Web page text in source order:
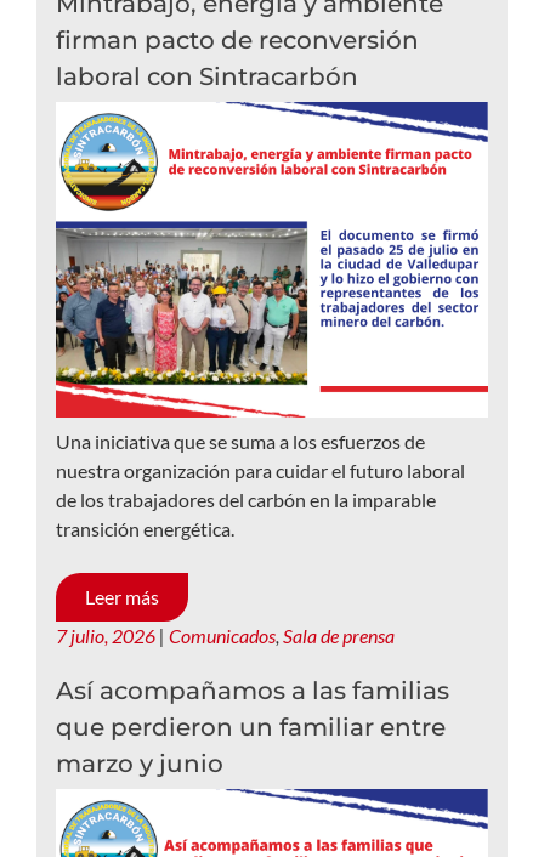
firman pacto de reconversión
laboral con Sintracarbón
Una iniciativa que se suma a los esfuerzos de
nuestra organización para cuidar el futuro laboral
de los trabajadores del carbón en la imparable
transición energética.
Leer más
7 julio, 2026 | Comunicados, Sala de prensa
Así acompañamos a las familias
que perdieron un familiar entre
marzo y junio